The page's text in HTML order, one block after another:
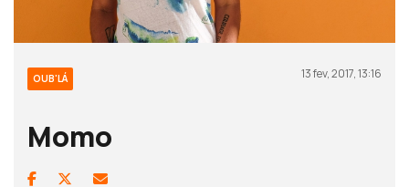
OUB'LÁ 13 fev, 2017, 13:16
Momo